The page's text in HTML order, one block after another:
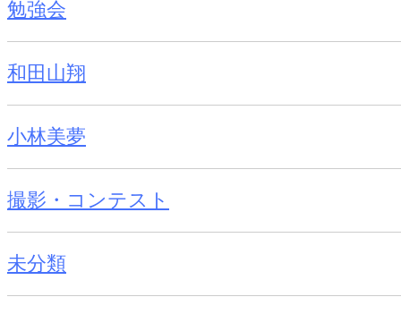
勉強会
和田山翔
小林美夢
撮影・コンテスト
未分類